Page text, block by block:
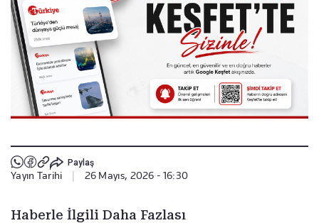
Paylaş
Yayın Tarihi 26 Mayıs, 2026 - 16:30
Haberle İlgili Daha Fazlası